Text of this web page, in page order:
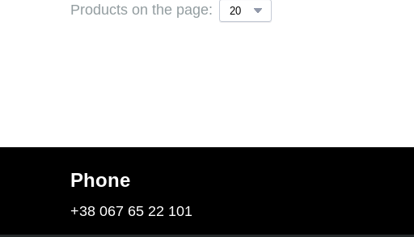
Products on the page:
Phone
+38 067 65 22 101